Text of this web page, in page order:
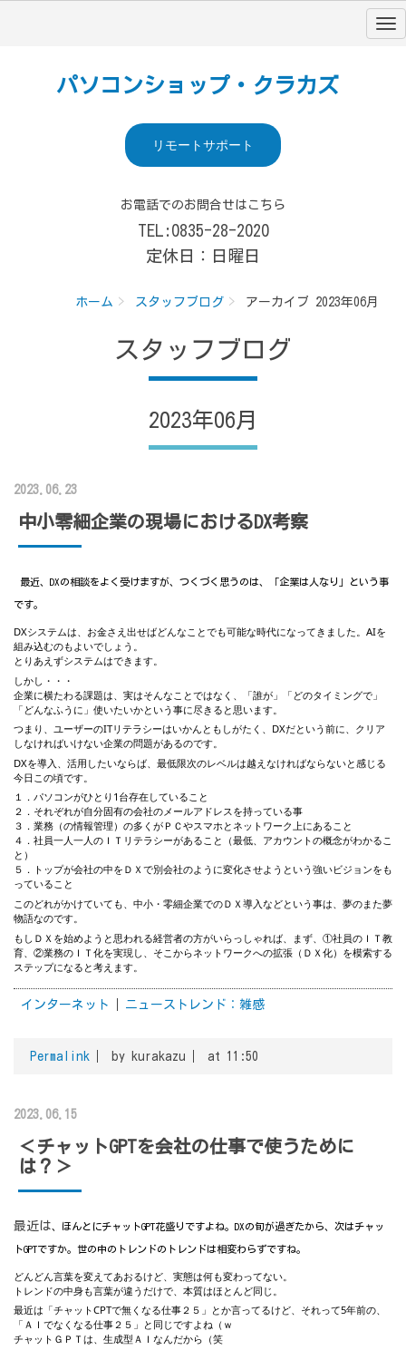
パソコンショップ・クラカズ
リモートサポート
お電話でのお問合せはこちら
TEL:0835-28-2020
定休日：日曜日
ホーム スタッフブログ アーカイブ 2023年06月
スタッフブログ
2023年06月
2023.06.23
中小零細企業の現場におけるDX考察
最近、DXの相談をよく受けますが、つくづく思うのは、「企業は人なり」という事
です。
DXシステムは、お金さえ出せばどんなことでも可能な時代になってきました。AIを
組み込むのもよいでしょう。
とりあえずシステムはできます。
しかし・・・
企業に横たわる課題は、実はそんなことではなく、「誰が」「どのタイミングで」
「どんなふうに」使いたいかという事に尽きると思います。
つまり、ユーザーのITリテラシーはいかんともしがたく、DXだという前に、クリア
しなければいけない企業の問題があるのです。
DXを導入、活用したいならば、最低限次のレベルは越えなければならないと感じる
今日この頃です。
１．パソコンがひとり1台存在していること
２．それぞれが自分固有の会社のメールアドレスを持っている事
３．業務（の情報管理）の多くがＰＣやスマホとネットワーク上にあること
４．社員一人一人のＩＴリテラシーがあること（最低、アカウントの概念がわかるこ
と）
５．トップが会社の中をＤＸで別会社のように変化させようという強いビジョンをも
っていること
このどれがかけていても、中小・零細企業でのＤＸ導入などという事は、夢のまた夢
物語なのです。
もしＤＸを始めようと思われる経営者の方がいらっしゃれば、まず、①社員のＩＴ教
育、②業務のＩＴ化を実現し、そこからネットワークへの拡張（ＤＸ化）を模索する
ステップになると考えます。
インターネット ニューストレンド：雑感
Permalink by kurakazu at 11:50
2023.06.15
＜チャットGPTを会社の仕事で使うために
は？＞
最近は ほんとにチャットGPT花盛りですよね。DXの旬が過ぎたから、次はチャッ
トGPTですか。世の中のトレンドのトレンドは相変わらずですね。
どんどん言葉を変えてあおるけど、実態は何も変わってない。
トレンドの中身も言葉が違うだけで、本質はほとんど同じ。
最近は「チャットCPTで無くなる仕事２５」とか言ってるけど、それって5年前の、
「ＡＩでなくなる仕事２５」と同じですよね（ｗ
チャットＧＰＴは、生成型ＡＩなんだから（笑